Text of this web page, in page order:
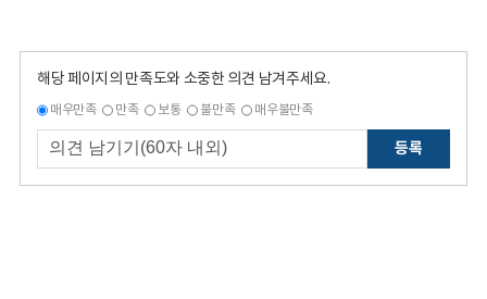
해당 페이지의 만족도와 소중한 의견 남겨주세요.
매우만족 만족 보통 불만족 매우불만족
등록